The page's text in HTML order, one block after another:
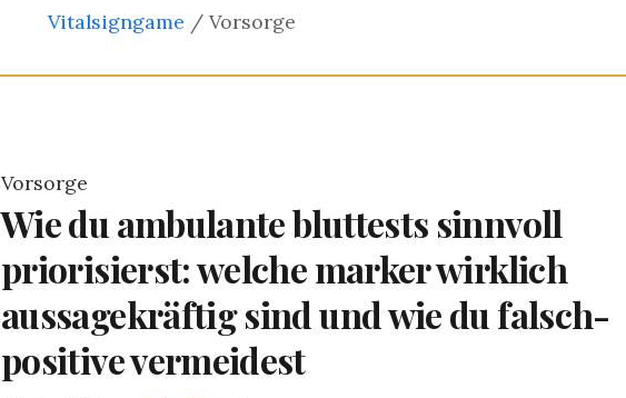
Vitalsigngame / Vorsorge
Vorsorge
Wie du ambulante bluttests sinnvoll
priorisierst: welche marker wirklich
aussagekräftig sind und wie du falsch-
positive vermeidest